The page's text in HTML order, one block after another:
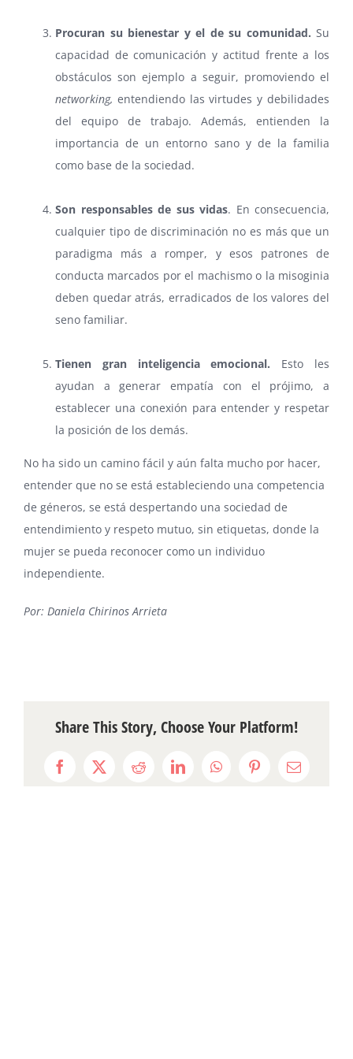
Procuran su bienestar y el de su comunidad. Su
capacidad de comunicación y actitud frente a los
obstáculos son ejemplo a seguir, promoviendo el
networking, entendiendo las virtudes y debilidades
del equipo de trabajo. Además, entienden la
importancia de un entorno sano y de la familia
como base de la sociedad.
Son responsables de sus vidas. En consecuencia,
cualquier tipo de discriminación no es más que un
paradigma más a romper, y esos patrones de
conducta marcados por el machismo o la misoginia
deben quedar atrás, erradicados de los valores del
seno familiar.
Tienen gran inteligencia emocional. Esto les
ayudan a generar empatía con el prójimo, a
establecer una conexión para entender y respetar
la posición de los demás.
No ha sido un camino fácil y aún falta mucho por hacer,
entender que no se está estableciendo una competencia
de géneros, se está despertando una sociedad de
entendimiento y respeto mutuo, sin etiquetas, donde la
mujer se pueda reconocer como un individuo
independiente.
Por: Daniela Chirinos Arrieta
Share This Story, Choose Your Platform!
Facebook
X RedditLinkedInWhatsAppPinterestEmail